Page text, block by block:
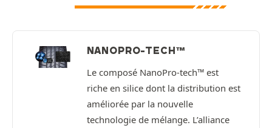
NANOPRO-TECH™
Le composé NanoPro-tech™ est
riche en silice dont la distribution est
améliorée par la nouvelle
technologie de mélange. L’alliance